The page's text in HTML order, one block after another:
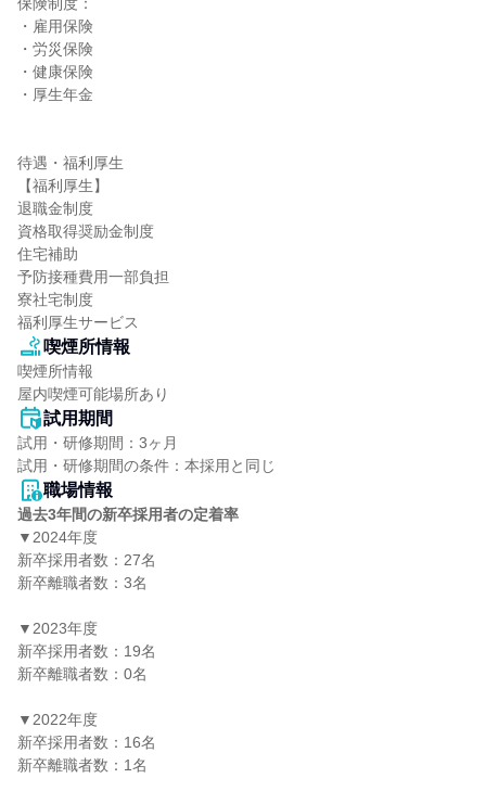
・雇用保険
・労災保険
・健康保険
・厚生年金
待遇・福利厚生
【福利厚生】
退職金制度
資格取得奨励金制度
住宅補助
予防接種費用一部負担
寮社宅制度
福利厚生サービス
喫煙所情報
喫煙所情報
屋内喫煙可能場所あり
試用期間
試用・研修期間：3ヶ月
職場情報
過去3年間の新卒採用者の定着率
▼2024年度
新卒採用者数：27名
新卒離職者数：3名
▼2023年度
新卒採用者数：19名
新卒離職者数：0名
▼2022年度
新卒採用者数：16名
新卒離職者数：1名